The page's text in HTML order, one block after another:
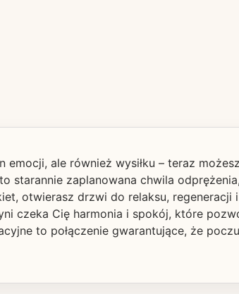
emocji, ale również wysiłku – teraz
to starannie zaplanowana chwila
otwierasz drzwi do relaksu, regeneracji
czeka Cię harmonia i spokój, które
to połączenie gwarantujące, że